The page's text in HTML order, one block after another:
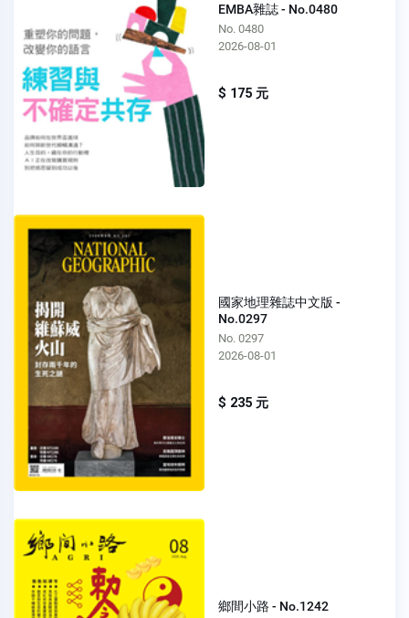
EMBA雜誌 - No.0480
No. 0480
2026-08-01
$ 175 元
國家地理雜誌中文版 -
No.0297
No. 0297
2026-08-01
$ 235 元
鄉間小路 - No.1242